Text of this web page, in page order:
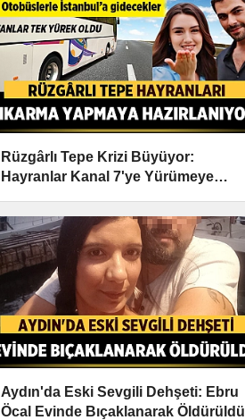
Rüzgârlı Tepe Krizi Büyüyor:
Hayranlar Kanal 7'ye Yürümeye
Aydın'da Eski Sevgili Dehşeti: Ebru
Öcal Evinde Bıçaklanarak Öldürüldü